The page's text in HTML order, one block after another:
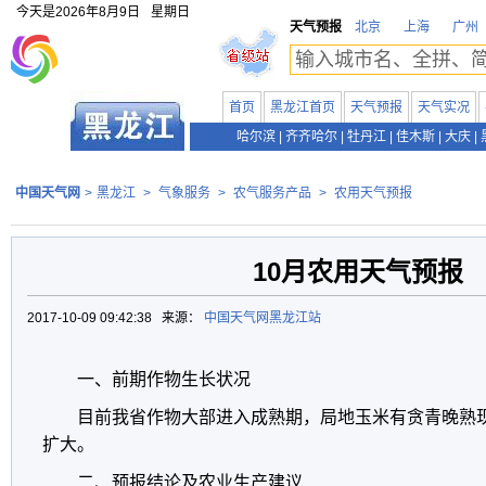
今天是2026年8月9日
星期日
天气预报
北京 上海 广州
首页 黑龙江首页 天气预报 天气实况
哈尔滨
齐齐哈尔 牡丹江 佳木斯 大庆
中国天气网 > 黑龙江 > 气象服务 > 农气服务产品 > 农用天气预报
10月农用天气预报
2017-10-09 09:42:38 来源： 中国天气网黑龙江站
一、前期作物生长状况
目前我省作物大部进入成熟期，局地玉米有贪青晚熟
扩大。
二、预报结论及农业生产建议